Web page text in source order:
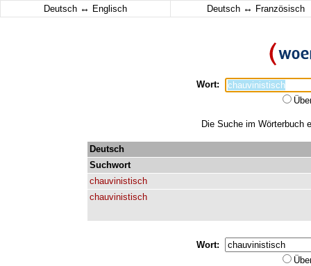
Deutsch ↔ Englisch Deutsch ↔ Französisch
Wort:
Die Suche im Wörterbuch
Deutsch
Suchwort
chauvinistisch
chauvinistisch
Wort: